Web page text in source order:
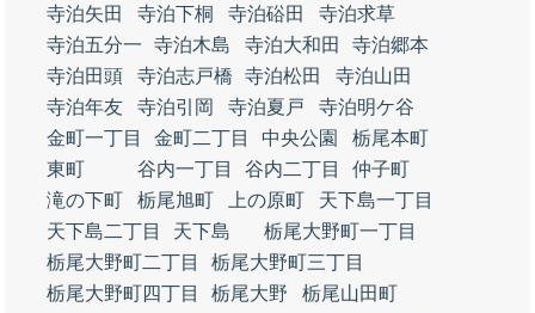
寺泊矢田
寺泊下桐 寺泊硲田
寺泊求草
寺泊五分一
寺泊木島 寺泊大和田
寺泊郷本
寺泊田頭
寺泊志戸橋 寺泊松田
寺泊山田
寺泊年友
寺泊引岡 寺泊夏戸
寺泊明ケ谷
金町一丁目
金町二丁目 中央公園
栃尾本町
東町
谷内一丁目 谷内二丁目
仲子町
滝の下町
栃尾旭町 上の原町
天下島一丁目
天下島二丁目
天下島
栃尾大野町一丁目
栃尾大野町二丁目
栃尾大野町三丁目
栃尾大野町四丁目
栃尾大野
栃尾山田町